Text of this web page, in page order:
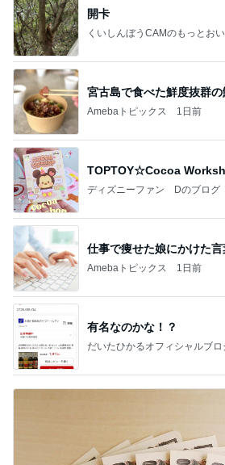
開卡
くいしんぼうCAMのもっとお
宮古島で食べた鮮度抜群の
Amebaトピックス 1日前
TOPTOY☆Cocoa
ディズニーファン Dのブログ
仕事で痩せた娘にかけた言
Amebaトピックス 1日前
有名なのかな！？
だいたひかるオフィシャルブロ